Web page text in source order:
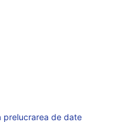
prelucrarea de date